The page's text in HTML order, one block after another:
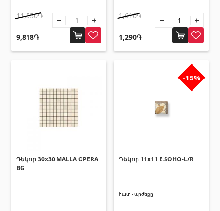
Պոլիկարբոնատե թերթեր և
արևապաշտպան ծածկեր
Պոլիկարբոնատե թերթեր
Դռներ
Մուտքի դռներ (1)
Միջսենյակային դռներ
11,550֏
9,818֏
1,610֏
1,290֏
Դեկոր 30x30 MALLA OPERA
BG
-15%
Դեկոր 11x11 E.SOHO-L/R
հատ - արժեքը